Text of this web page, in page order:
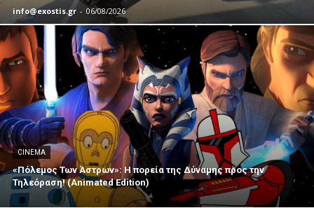
info@exostis.gr - 06/08/2026
CINEMA
«Πόλεμος Των Άστρων»: Η πορεία της Δύναμης προς την
Τηλεόραση! (Animated Edition)